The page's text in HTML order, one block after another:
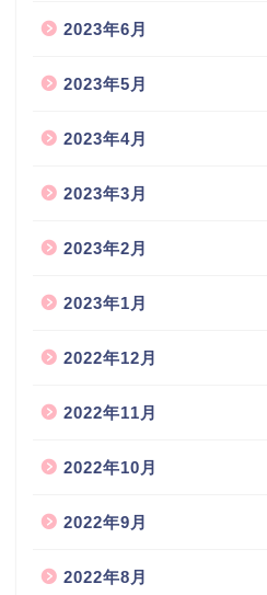
2023年6月
2023年5月
2023年4月
2023年3月
2023年2月
2023年1月
2022年12月
2022年11月
2022年10月
2022年9月
2022年8月